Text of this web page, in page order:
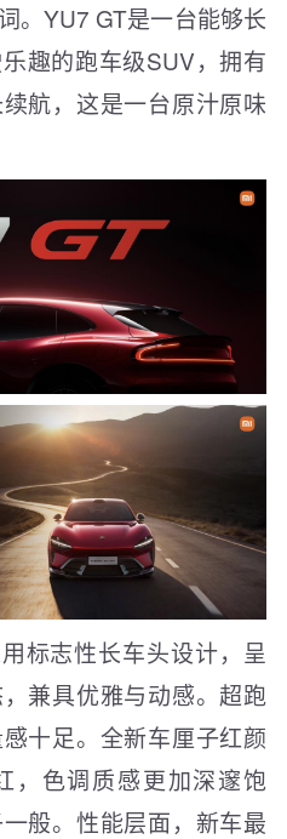
。YU7 GT是一台能够长
趣的跑车级SUV，拥有
航，这是一台原汁原味
标志性长车头设计，呈
兼具优雅与动感。超跑
十足。全新车厘子红颜
，色调质感更加深邃饱
般。性能层面，新车最